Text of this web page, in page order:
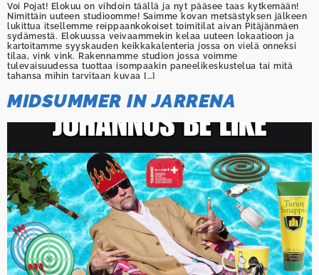
Voi Pojat! Elokuu on vihdoin täällä ja nyt pääsee taas kytkemään!
Nimittäin uuteen studioomme! Saimme kovan metsästyksen jälkeen
lukittua itsellemme reippaankokoiset toimitilat aivan Pitäjänmäen
sydämestä. Elokuussa veivaammekin kelaa uuteen lokaatioon ja
kartoitamme syyskauden keikkakalenteria jossa on vielä onneksi
tilaa, vink vink. Rakennamme studion jossa voimme
tulevaisuudessa tuottaa isompaakin paneelikeskustelua tai mitä
tahansa mihin tarvitaan kuvaa […]
MIDSUMMER IN JARRENA